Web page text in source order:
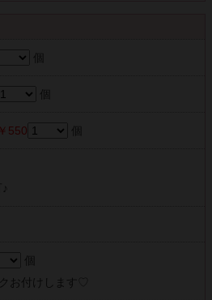
個
個
￥550 個
個
お付けします♡